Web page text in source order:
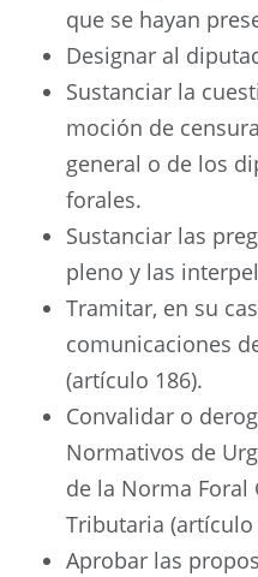
que se hayan
Designar al
Sustanciar la
moción de
general o de los
forales.
Sustanciar las
pleno y las
Tramitar, en su
comunicaciones
(artículo 186).
Convalidar o
Normativos de
de la Norma Foral
Tributaria (artículo
Aprobar las